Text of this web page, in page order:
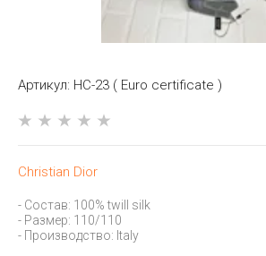
Артикул: HC-23 ( Euro certificate )
Christian Dior
- Состав: 100% twill silk
- Размер: 110/110
- Производство: Italy